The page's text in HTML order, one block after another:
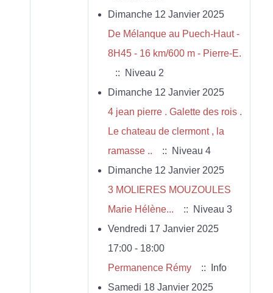
Dimanche 12 Janvier 2025
De Mélanque au Puech-Haut -
8H45 - 16 km/600 m - Pierre-E.
:: Niveau 2
Dimanche 12 Janvier 2025
4 jean pierre . Galette des rois .
Le chateau de clermont , la
ramasse ..
:: Niveau 4
Dimanche 12 Janvier 2025
3 MOLIERES MOUZOULES
Marie Hélène...
:: Niveau 3
Vendredi 17 Janvier 2025
17:00 - 18:00
Permanence Rémy
:: Info
Samedi 18 Janvier 2025